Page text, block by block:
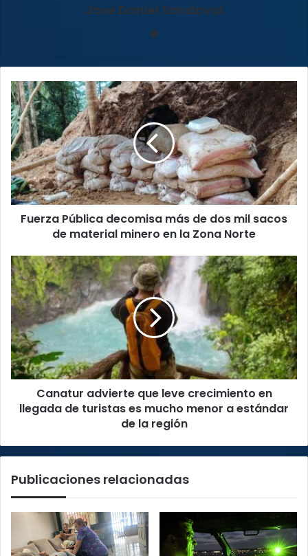
Jose Daniel Sandoval
Fuerza
Pública
decomisa
más
de
dos
mil
sacos
de
material
la
Zona
Norte
Fuerza Pública decomisa más de dos mil sacos
de material minero en la Zona Norte
Canatur
advierte
que
leve
crecimiento
en
llegada
de
turistas
mucho
estándar
la
Canatur advierte que leve crecimiento en
llegada de turistas es mucho menor a estándar
de la región
Publicaciones relacionadas